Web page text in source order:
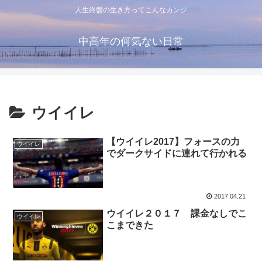
人生終盤の生き方ってこんなカンジ
中高年の何気ない日常
ウイイレ
ウイイレ
【ウイイレ2017】フォースの力
でダークサイドに連れて行かれる
2017.04.21
ウイイレ
ウイイレ２０１７ 課金なしでこ
こまできた